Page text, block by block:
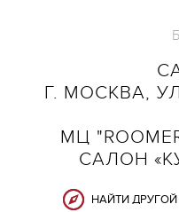
Г. МОСКВА,
МЦ
САЛОН
НАЙТИ